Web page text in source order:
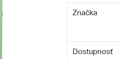
Značka
Dostupnosť